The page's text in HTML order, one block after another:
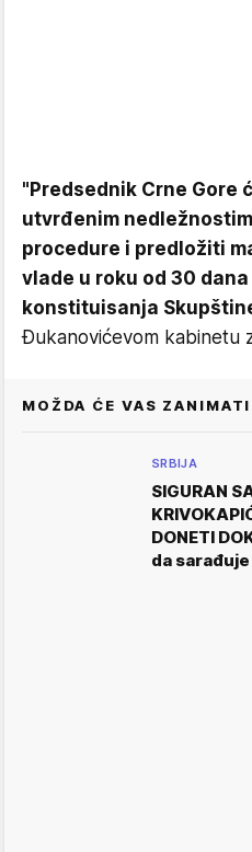
"Predsednik Crne Gore
utvrđenim
procedure i predložiti
vlade u roku od 30
konstituisanja
Đukanovićevom kabinetu
MOŽDA ĆE VAS ZANIMATI
SRBIJA
SIGURAN
DONETI
da